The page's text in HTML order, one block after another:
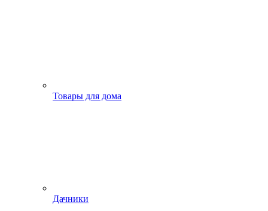
Товары для дома
Дачники